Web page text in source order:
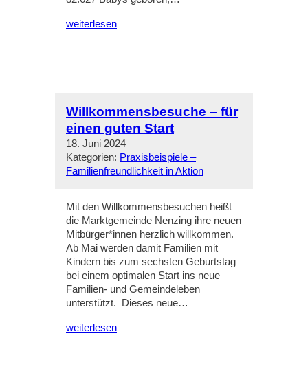
weiterlesen
Willkommensbesuche – für
einen guten Start
18. Juni 2024
Kategorien: Praxisbeispiele –
Familienfreundlichkeit in Aktion
Mit den Willkommensbesuchen heißt
die Marktgemeinde Nenzing ihre neuen
Mitbürger*innen herzlich willkommen.
Ab Mai werden damit Familien mit
Kindern bis zum sechsten Geburtstag
bei einem optimalen Start ins neue
Familien- und Gemeindeleben
unterstützt. Dieses neue…
weiterlesen